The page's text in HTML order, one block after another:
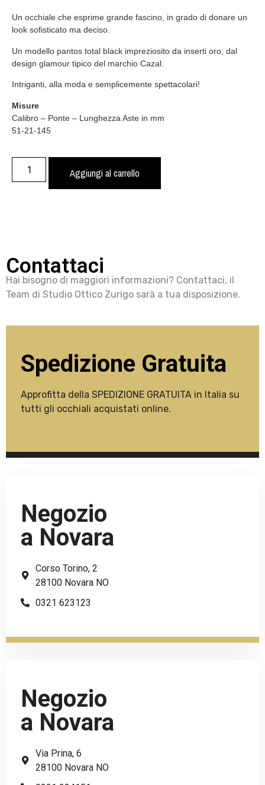
Un occhiale che esprime grande fascino, in grado di donare un
look sofisticato ma deciso.
Un modello pantos total black impreziosito da inserti oro, dal
design glamour tipico del marchio Cazal.
Intriganti, alla moda e semplicemente spettacolari!
Misure
Calibro – Ponte – Lunghezza Aste in mm
51-21-145
Aggiungi al carrello
Contattaci
Hai bisogno di maggiori informazioni? Contattaci, il
Team di Studio Ottico Zurigo sarà a tua disposizione.
Spedizione Gratuita
Approfitta della SPEDIZIONE GRATUITA in Italia su
tutti gli occhiali acquistati online.
Negozio
a Novara
Corso Torino, 2
28100 Novara NO
0321 623123
Negozio
a Novara
Via Prina, 6
28100 Novara NO